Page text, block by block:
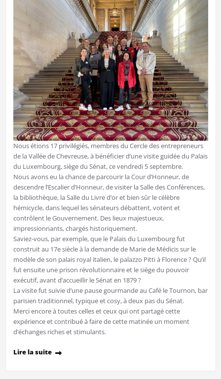
Nous étions 17 privilégiés, membres du Cercle des entrepreneurs
de la Vallée de Chevreuse, à bénéficier d’une visite guidée du Palais
du Luxembourg, siège du Sénat, ce vendredi 5 septembre.
Nous avons eu la chance de parcourir la Cour d’Honneur, de
descendre l’Escalier d’Honneur, de visiter la Salle des Conférences,
la bibliothèque, la Salle du Livre d’or et bien sûr le célèbre
hémicycle, dans lequel les sénateurs débattent, votent et
contrôlent le Gouvernement. Des lieux majestueux,
impressionnants, chargés historiquement.
Saviez-vous, par exemple, que le Palais du Luxembourg fut
construit au 17e siècle à la demande de Marie de Médicis sur le
modèle de son palais royal italien, le palazzo Pitti à Florence ? Qu’il
fut ensuite une prison révolutionnaire et le siège du pouvoir
exécutif, avant d’accueillir le Sénat en 1879 ?
La visite fut suivie d’une pause gourmande au Café le Tournon, bar
parisien traditionnel, typique et cosy, à deux pas du Sénat.
Merci encore à toutes celles et ceux qui ont partagé cette
expérience et contribué à faire de cette matinée un moment
d’échanges riches et stimulants.
Lire la suite